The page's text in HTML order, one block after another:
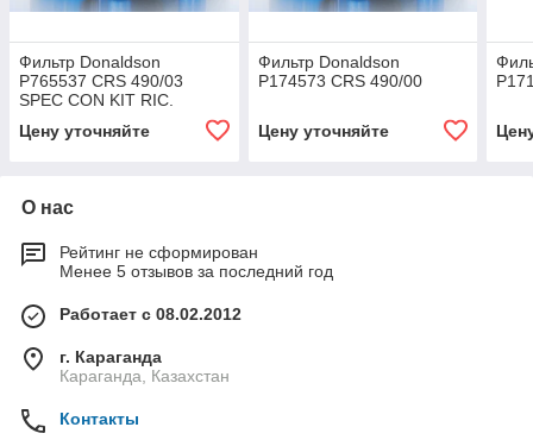
Фильтр Donaldson
P765537 CRS 490/03
SPEC CON KIT RIC.
Цену уточняйте
Фильтр Donaldson
P174573 CRS 490/00
Цену уточняйте
О нас
Рейтинг не сформирован
Менее 5 отзывов за последний год
Работает с 08.02.2012
г. Караганда
Караганда, Казахстан
Контакты